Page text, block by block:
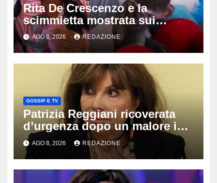
Rita De Crescenzo e la
scimmietta mostrata sui
social: scattano esposti, cosa
rischia l’influencer
AGO 8, 2026 REDAZIONE
GOSSIP E TV
Patrizia Reggiani ricoverata
d’urgenza dopo un malore in
vacanza: come sta oggi l’ex
Lady Gucci
AGO 8, 2026 REDAZIONE